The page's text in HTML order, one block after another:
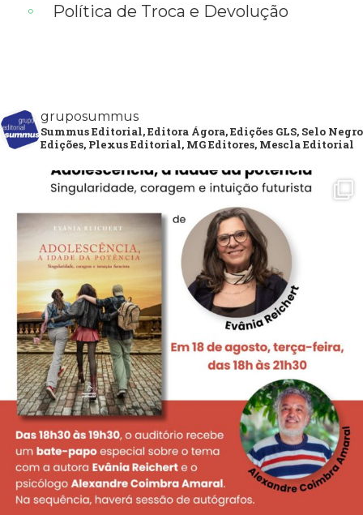
Política de Troca e Devolução
gruposummus
Summus Editorial, Editora Ágora, Edições GLS, Selo Negro
Edições, Plexus Editorial, MG Editores, Mescla Editorial